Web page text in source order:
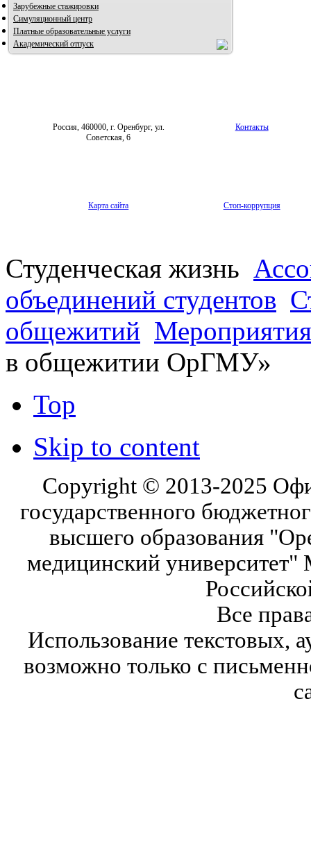
Зарубежные стажировки
Симуляционный центр
Платные образовательные услуги
Академический отпуск
Россия, 460000, г. Оренбург, ул.
Советская, 6
Контакты
Карта сайта Стоп-коррупция
Студенческая жизнь
объединений студентов
общежитий Мероприятия
в общежитии ОрГМУ»
Top
Skip to content
Copyright © 2013-2025
государственного
высшего образования
медицинский университет"
Все
Использование текстовых,
возможно только с